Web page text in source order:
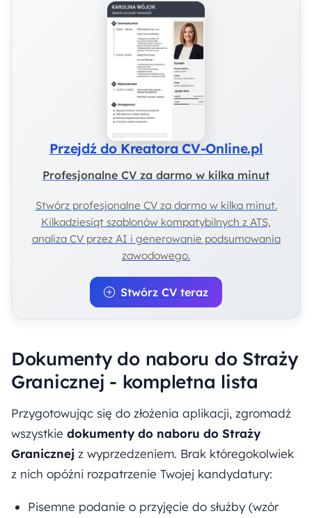
Przejdź do Kreatora CV-Online.pl
Profesjonalne CV za darmo w kilka minut
Stwórz profesjonalne CV za darmo w kilka minut.
Kilkadziesiąt szablonów kompatybilnych z ATS,
analiza CV przez AI i generowanie podsumowania
zawodowego.
Stwórz CV teraz
Dokumenty do naboru do Straży
Granicznej - kompletna lista
Przygotowując się do złożenia aplikacji, zgromadź
wszystkie dokumenty do naboru do Straży
Granicznej z wyprzedzeniem. Brak któregokolwiek
z nich opóźni rozpatrzenie Twojej kandydatury:
Pisemne podanie o przyjęcie do służby (wzór